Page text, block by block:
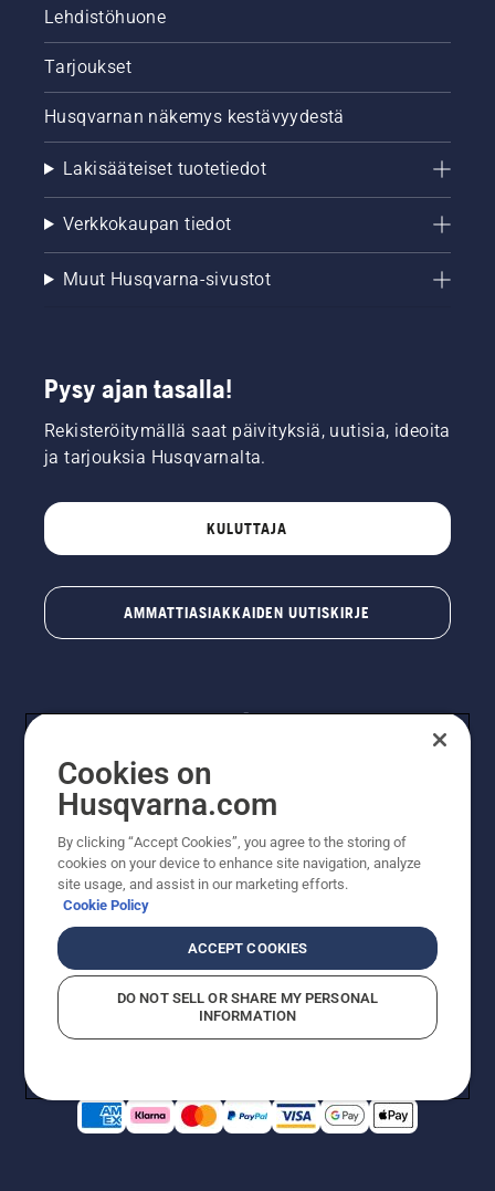
Lehdistöhuone
Tarjoukset
Husqvarnan näkemys kestävyydestä
Lakisääteiset tuotetiedot
Verkkokaupan tiedot
Muut Husqvarna-sivustot
Pysy ajan tasalla!
Rekisteröitymällä saat päivityksiä, uutisia, ideoita
ja tarjouksia Husqvarnalta.
KULUTTAJA
AMMATTIASIAKKAIDEN UUTISKIRJE
© Husqvarna AB (publ). Kaikki oikeudet pidätetään.
Hinnat ovat suositushintoja. Varaamme oikeudet
hintamuutoksiin, kirjoitus- ja sisältövirheisiin. Sivusto
pyritään pitämään mahdollisimman ajantasaisena ja
suositushintoja (sis. alv), ellei tuotetta voi ostaa
suoraan verkkosivustoltamme.
EvästekäytäntöKäyttöehdotTietosuojailmoitusTiedot
Epäillyistä rikkomuksista ilmoittaminen
Cookies on
Husqvarna.com
By clicking “Accept Cookies”, you agree to the storing of
cookies on your device to enhance site navigation, analyze
site usage, and assist in our marketing efforts.
Cookie Policy
ACCEPT COOKIES
DO NOT SELL OR SHARE MY PERSONAL
INFORMATION